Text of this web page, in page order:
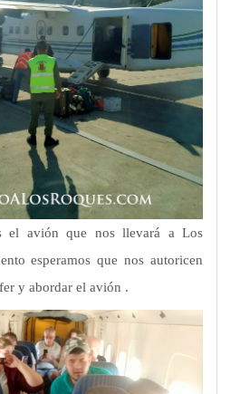
el avión que nos llevará a Los
esperamos que nos autoricen
y abordar el avión .